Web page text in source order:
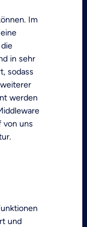
Im
in sehr
sodass
werden
von uns
und